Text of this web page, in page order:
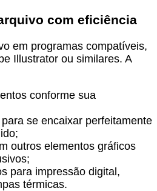
com eficiência
em programas compatíveis,
Illustrator ou similares. A
conforme sua
se encaixar perfeitamente
outros elementos gráficos
para impressão digital,
térmicas.